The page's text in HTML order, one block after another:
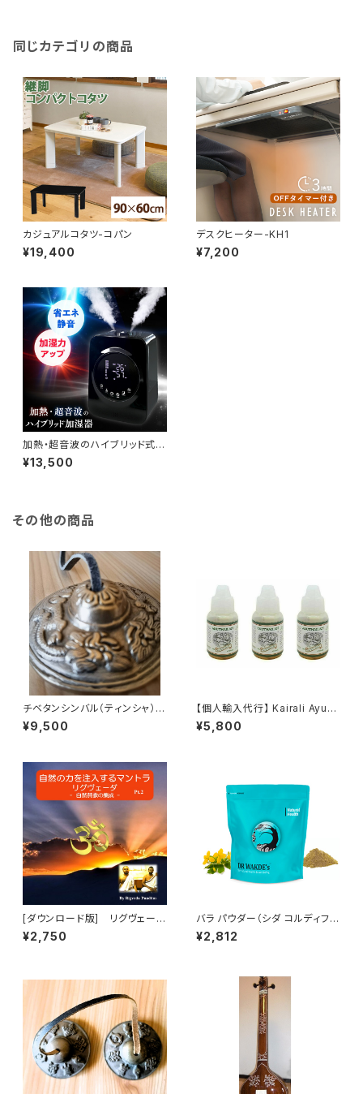
同じカテゴリの商品
カジュアルコタツ-コパン
¥19,400
デスクヒーター-KH1
¥7,200
加熱・超音波のハイブリッド式加
湿器
¥13,500
その他の商品
チベタンシンバル（ティンシャ）6.
5cm（ドラゴン模様）
¥9,500
【個人輸入代行】 Kairali Ayurv
eda アヌ・タイラム 10ml ３本セ
ット 本場インドの点鼻セルフケ
¥5,800
[ダウンロード版] リグヴェー
ダ・マントラ・チャンティング（詠
唱）パート2「大自然の力の注入」
¥2,750
バラ パウダー（シダ コルディフォ
リア）（100g）Bala Powder (S
ida Cordifolia)
¥2,812